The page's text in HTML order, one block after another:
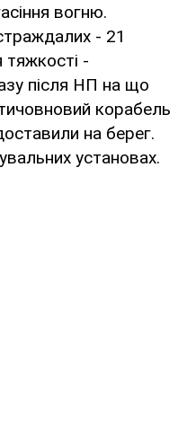
вогню.
- 21
тяжкості -
після НП на що
корабель
на берег.
установах.